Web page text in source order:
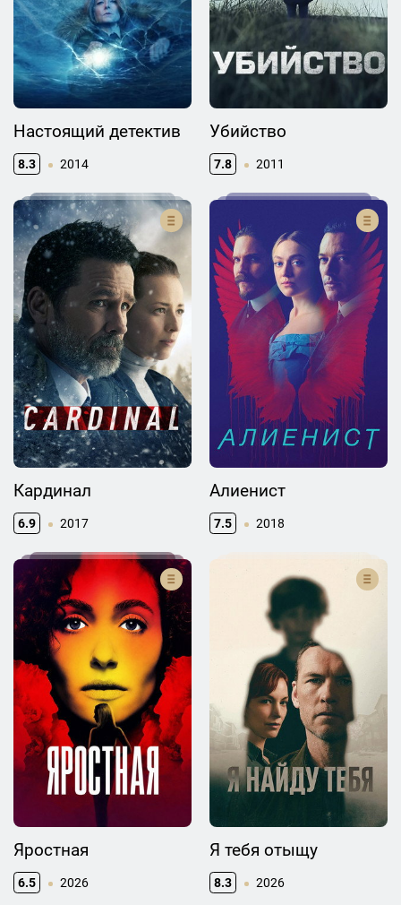
Настоящий детектив
8.3 2014
Убийство
7.8 2011
Кардинал
6.9 2017
Алиенист
7.5 2018
Яростная
6.5 2026
Я тебя отыщу
8.3 2026